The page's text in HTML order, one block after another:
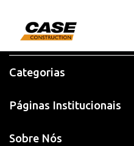
Categorias
Páginas Institucionais
Sobre Nós